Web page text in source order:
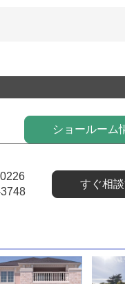
ショールーム
すぐ相